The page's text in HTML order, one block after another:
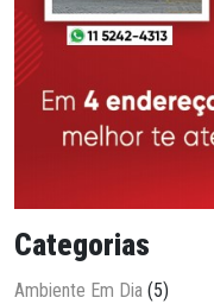
Categorias
Ambiente Em Dia (5)